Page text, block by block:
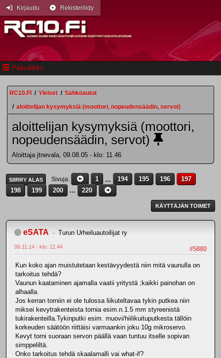
Päävalikko
Kirjaudu Rekisteröidy
RC10.FI / Yleiset / Sähköautot
/ aloittelijan kysymyksiä (moottori, nopeudensäädin, servot)
aloittelijan kysymyksiä (moottori,
nopeudensäädin, servot)
Aloittaja jtnevala, 09.08.05 - klo: 11.46
SIIRRY ALAS Sivuja 1 ... 194 195 196
197
198
199 200 ... 220
KÄYTTÄJÄN TOIMET
eSATA Turun Urheiluautoilijat ry
#5880
06.11.14 - klo: 12.44
Kun koko ajan muistutetaan kestävyydestä niin mitä vaunulla on
tarkoitus tehdä?
Vaunun kaataminen ajamalla vaatii yritystä ;kaikki painohan on
alhaalla.
Jos kerran torniin ei ole tulossa liikuteltavaa tykin putkea niin
miksei kevytrakenteista tornia esim.n.1.5 mm styreenistä
tukirakenteilla.Tykinputki esim. muovi/hiilikuituputkesta tällöin
korkeuden säätöön riittäisi varmaankin joku 10g mikroservo.
Kevyt torni suoraan servon päällä vaan tuntuu itselle sopivan
simppeliltä.
Onko tarkoitus tehdä skaalamalli vai what-if?